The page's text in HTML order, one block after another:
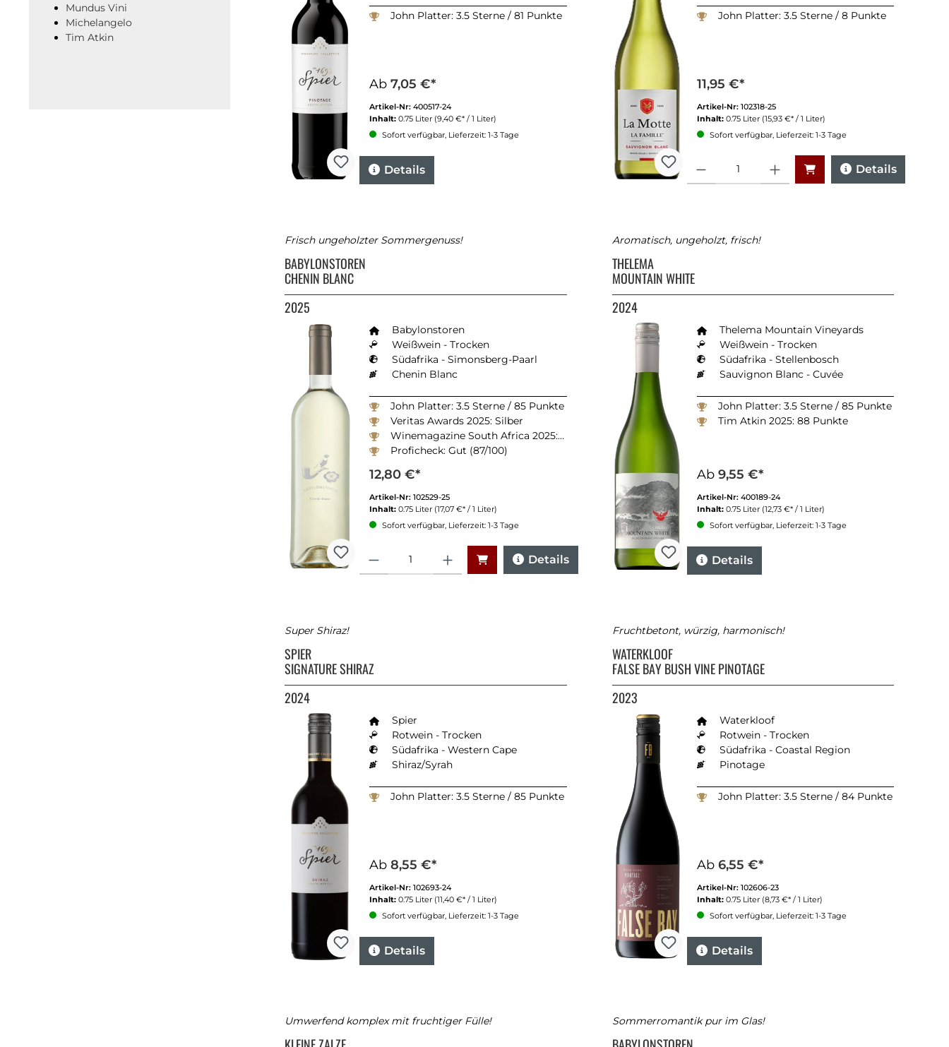
Mundus Vini
Michelangelo
Tim Atkin
John Platter: 3.5 Sterne / 81 Punkte
Ab 7,05 €*
Artikel-Nr: 400517-24
Inhalt: 0.75 Liter (9,40 €* / 1 Liter)
Sofort verfügbar, Lieferzeit: 1-3 Tage
Details
John Platter: 3.5 Sterne / 8 Punkte
11,95 €*
Artikel-Nr: 102318-25
Inhalt: 0.75 Liter (15,93 €* / 1 Liter)
Sofort verfügbar, Lieferzeit: 1-3 Tage
Details
Frisch ungeholzter Sommergenuss!
BABYLONSTOREN
CHENIN BLANC
2025
Babylonstoren
Weißwein - Trocken
Südafrika - Simonsberg-Paarl
Chenin Blanc
John Platter: 3.5 Sterne / 85 Punkte
Veritas Awards 2025: Silber
Winemagazine South Africa 2025: 88 Punkte
Proficheck: Gut (87/100)
12,80 €*
Artikel-Nr: 102529-25
Inhalt: 0.75 Liter (17,07 €* / 1 Liter)
Sofort verfügbar, Lieferzeit: 1-3 Tage
Details
Aromatisch, ungeholzt, frisch!
THELEMA
MOUNTAIN WHITE
2024
Thelema Mountain Vineyards
Weißwein - Trocken
Südafrika - Stellenbosch
Sauvignon Blanc - Cuvée
John Platter: 3.5 Sterne / 85 Punkte
Tim Atkin 2025: 88 Punkte
Ab 9,55 €*
Artikel-Nr: 400189-24
Inhalt: 0.75 Liter (12,73 €* / 1 Liter)
Sofort verfügbar, Lieferzeit: 1-3 Tage
Details
Super Shiraz!
SPIER
SIGNATURE SHIRAZ
2024
Spier
Rotwein - Trocken
Südafrika - Western Cape
Shiraz/Syrah
John Platter: 3.5 Sterne / 85 Punkte
Ab 8,55 €*
Artikel-Nr: 102693-24
Inhalt: 0.75 Liter (11,40 €* / 1 Liter)
Sofort verfügbar, Lieferzeit: 1-3 Tage
Details
Fruchtbetont, würzig, harmonisch!
WATERKLOOF
FALSE BAY BUSH VINE PINOTAGE
2023
Waterkloof
Rotwein - Trocken
Südafrika - Coastal Region
Pinotage
John Platter: 3.5 Sterne / 84 Punkte
Ab 6,55 €*
Artikel-Nr: 102606-23
Inhalt: 0.75 Liter (8,73 €* / 1 Liter)
Sofort verfügbar, Lieferzeit: 1-3 Tage
Details
Umwerfend komplex mit fruchtiger Fülle! Sommerromantik pur im Glas!